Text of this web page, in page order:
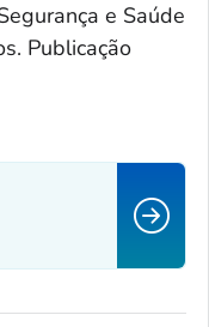
e Saúde
Publicação